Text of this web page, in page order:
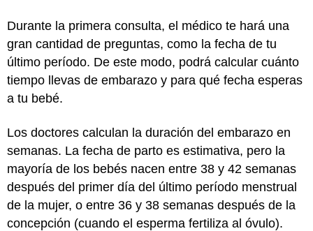
Durante la primera consulta, el médico te hará una
gran cantidad de preguntas, como la fecha de tu
último período. De este modo, podrá calcular cuánto
tiempo llevas de embarazo y para qué fecha esperas
a tu bebé.
Los doctores calculan la duración del embarazo en
semanas. La fecha de parto es estimativa, pero la
mayoría de los bebés nacen entre 38 y 42 semanas
después del primer día del último período menstrual
de la mujer, o entre 36 y 38 semanas después de la
concepción (cuando el esperma fertiliza al óvulo).